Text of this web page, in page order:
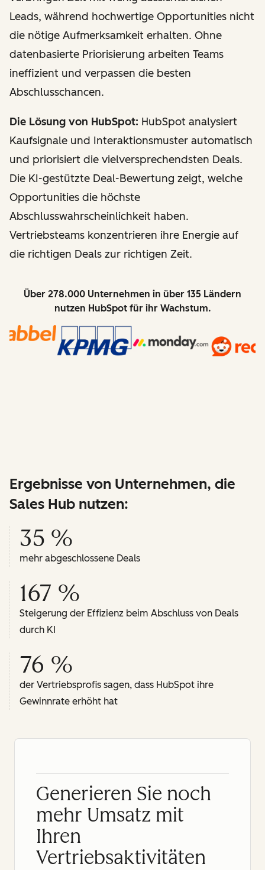
Leads, während hochwertige Opportunities nicht
die nötige Aufmerksamkeit erhalten. Ohne
datenbasierte Priorisierung arbeiten Teams
ineffizient und verpassen die besten
Abschlusschancen.
Die Lösung von HubSpot: HubSpot analysiert
Kaufsignale und Interaktionsmuster automatisch
und priorisiert die vielversprechendsten Deals.
Die KI-gestützte Deal-Bewertung zeigt, welche
Opportunities die höchste
Abschlusswahrscheinlichkeit haben.
Vertriebsteams konzentrieren ihre Energie auf
die richtigen Deals zur richtigen Zeit.
Über 278.000 Unternehmen in über 135 Ländern
nutzen HubSpot für ihr Wachstum.
Ergebnisse von Unternehmen, die
Sales Hub nutzen:
35 %
mehr abgeschlossene Deals
167 %
Steigerung der Effizienz beim Abschluss von Deals
durch KI
76 %
der Vertriebsprofis sagen, dass HubSpot ihre
Gewinnrate erhöht hat
Generieren Sie noch
mehr Umsatz mit
Ihren
Vertriebsaktivitäten